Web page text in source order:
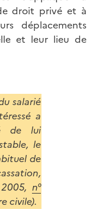
droit privé et à
déplacements
et leur lieu de
salarié
a
de lui
le
de
2005,n°
civile).